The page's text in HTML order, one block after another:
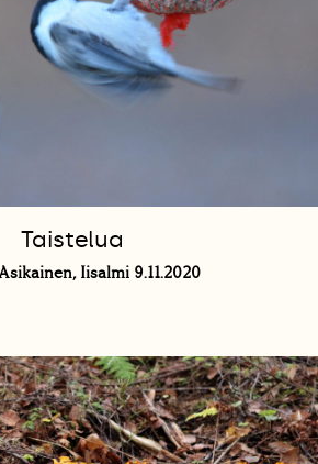
Taistelua
Iisalmi 9.11.2020